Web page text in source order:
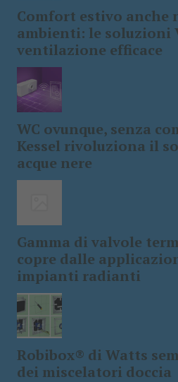
Comfort estivo anche
ambienti: le soluzioni
ventilazione efficace
WC ovunque, senza
Kessel rivoluziona il
acque nere
Gamma di valvole
copre dalle
impianti radianti
Robibox® di Watts
dei miscelatori doccia